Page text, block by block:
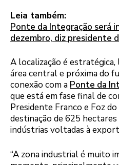
Leia também:
Ponte da Integração será
dezembro, diz presidente
A localização é
área central e próxima do
conexão com a Ponte da
que está em fase final de
Presidente Franco e Foz
destinação de 625 hectares
indústrias voltadas à
“A zona industrial é muito